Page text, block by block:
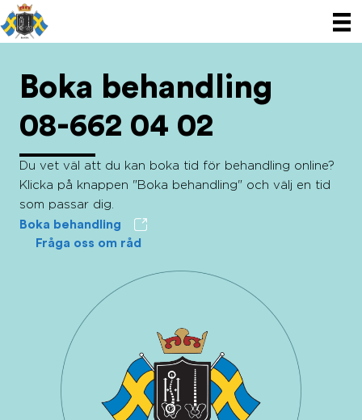
Hoppa
till
Boka behandling
08-662 04 02
Du vet väl att du kan boka tid för behandling online?
Klicka på knappen "Boka behandling" och välj en tid
som passar dig.
Boka behandling
Fråga oss om råd